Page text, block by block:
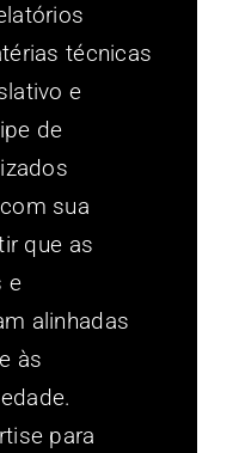
técnicas
e
de
sua
que as
e
alinhadas
às
para